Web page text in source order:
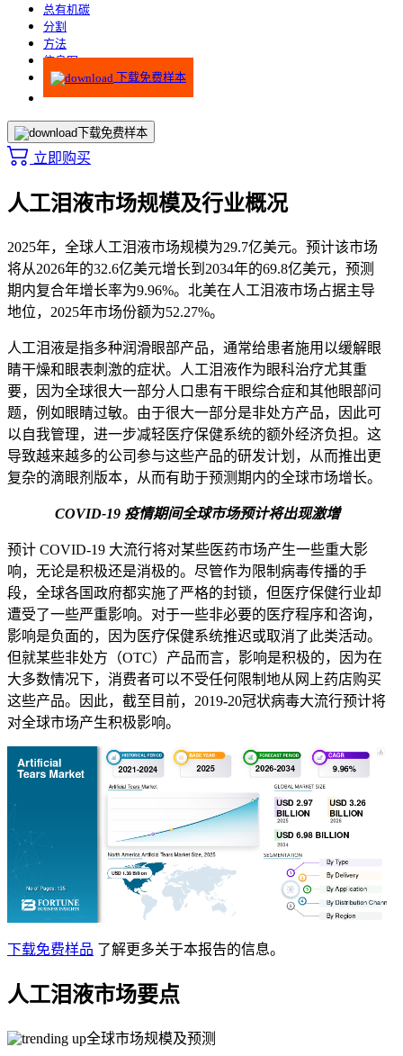
总有机碳
分割
方法
信息图
下载免费样本
下载免费样本
立即购买
人工泪液市场规模及行业概况
2025年，全球人工泪液市场规模为29.7亿美元。预计该市场
将从2026年的32.6亿美元增长到2034年的69.8亿美元，预测
期内复合年增长率为9.96%。北美在人工泪液市场占据主导
地位，2025年市场份额为52.27%。
人工泪液是指多种润滑眼部产品，通常给患者施用以缓解眼
睛干燥和眼表刺激的症状。人工泪液作为眼科治疗尤其重
要，因为全球很大一部分人口患有干眼综合症和其他眼部问
题，例如眼睛过敏。由于很大一部分是非处方产品，因此可
以自我管理，进一步减轻医疗保健系统的额外经济负担。这
导致越来越多的公司参与这些产品的研发计划，从而推出更
复杂的滴眼剂版本，从而有助于预测期内的全球市场增长。
COVID-19 疫情期间全球市场预计将出现激增
预计 COVID-19 大流行将对某些医药市场产生一些重大影
响，无论是积极还是消极的。尽管作为限制病毒传播的手
段，全球各国政府都实施了严格的封锁，但医疗保健行业却
遭受了一些严重影响。对于一些非必要的医疗程序和咨询，
影响是负面的，因为医疗保健系统推迟或取消了此类活动。
但就某些非处方（OTC）产品而言，影响是积极的，因为在
大多数情况下，消费者可以不受任何限制地从网上药店购买
这些产品。因此，截至目前，2019-20冠状病毒大流行预计将
对全球市场产生积极影响。
下载免费样品 了解更多关于本报告的信息。
人工泪液市场要点
全球市场规模及预测